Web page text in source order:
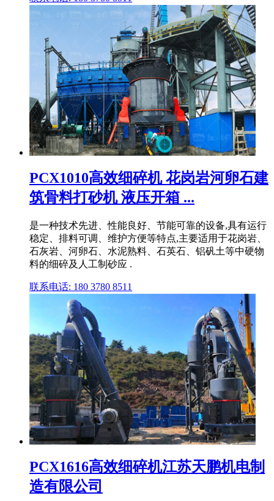
PCX1010高效细碎机 花岗岩河卵石建
筑骨料打砂机 液压开箱 ...
是一种技术先进、性能良好、节能可靠的设备,具有运行
稳定、排料可调、维护方便等特点,主要适用于花岗岩、
石灰岩、河卵石、水泥熟料、石英石、铝矾土等中硬物
料的细碎及人工制砂应 .
联系电话: 180 3780 8511
PCX1616高效细碎机江苏天鹏机电制
造有限公司